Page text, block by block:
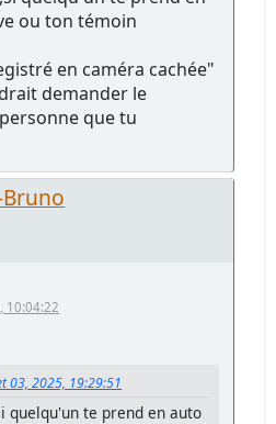
ou ton témoin
en caméra cachée"
demander le
que tu
10:04:22
03, 2025, 19:29:51
quelqu'un te prend en auto